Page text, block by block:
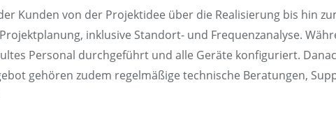
Kunden von der Projektidee über die Realisierung bis hin
inklusive Standort- und Frequenzanalyse.
Personal durchgeführt und alle Geräte konfiguriert.
gehören zudem regelmäßige technische Beratungen,